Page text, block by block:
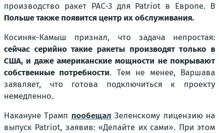
производство ракет PAC-3 для Patriot в Европе. В
Польше также появится центр их обслуживания.
Косиняк-Камыш признал, что задача непростая:
сейчас серийно такие ракеты производят только в
США, и даже американские мощности не покрывают
собственные потребности. Тем не менее, Варшава
заявляет, что готова подключиться к проекту
немедленно.
Накануне Трамп пообещал Зеленскому лицензию на
выпуск Patriot, заявив: «Делайте их сами». При этом